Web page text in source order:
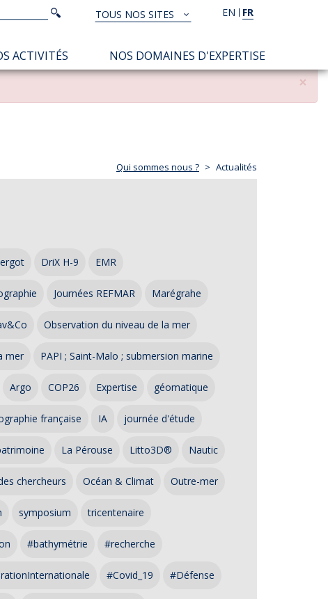
EN FR
TOUS
NOS
SITES
TOUS NOS SITES
Rechercher
Rechercher
ACTIVITÉS NOS DOMAINES D'EXPERTISE
×
Qui sommes nous ? Actualités
DriX H-9 EMR
Journées REFMAR Marégrahe
Observation du niveau de la mer
mer PAPI ; Saint-Malo ; submersion marine
Argo COP26 Expertise géomatique
française IA journée d'étude
La Pérouse Litto3D® Nautic
chercheurs Océan & Climat Outre-mer
symposium tricentenaire
#bathymétrie #recherche
#Covid_19 #Défense